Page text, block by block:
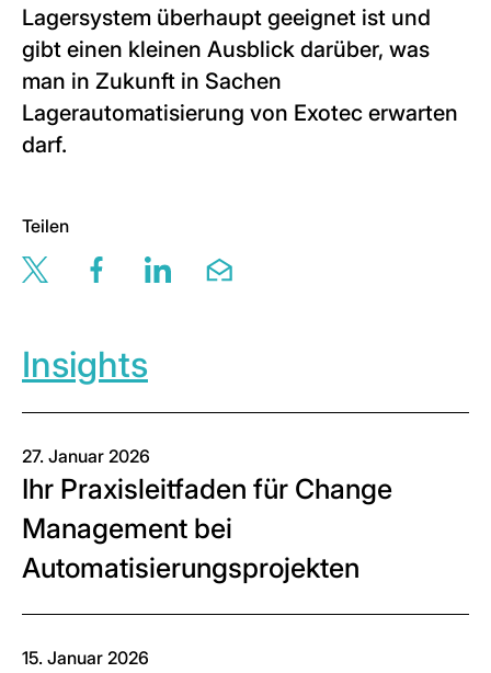
Lagersystem überhaupt geeignet ist und
gibt einen kleinen Ausblick darüber, was
man in Zukunft in Sachen
Lagerautomatisierung von Exotec erwarten
darf.
Teilen
Share this page via twitter
Share this page via facebook
Share this page via linkedin
Share this page via email
Insights
27. Januar 2026
Ihr Praxisleitfaden für Change
Management bei
Automatisierungsprojekten
15. Januar 2026